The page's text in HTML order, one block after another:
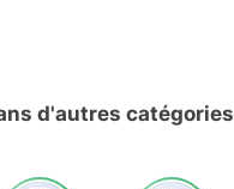
d'autres catégories